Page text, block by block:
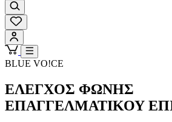
BLUE VO!CE
ΕΛΕΓΧΟΣ ΦΩΝΗΣ
ΕΠΑΓΓΕΛΜΑΤΙΚΟΥ